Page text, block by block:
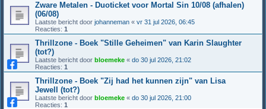
Zware Metalen - Duoticket voor Mortal Sin 10/08 (afhalen)
(06/08)
Laatste bericht door johanneman « vr 31 jul 2026, 06:45
Reacties: 1
Thrillzone - Boek "Stille Geheimen" van Karin Slaughter
(tot?)
Laatste bericht door bloemeke « do 30 jul 2026, 21:02
Reacties: 1
Thrillzone - Boek "Zij had het kunnen zijn" van Lisa
Jewell (tot?)
Laatste bericht door bloemeke « do 30 jul 2026, 21:00
Reacties: 1